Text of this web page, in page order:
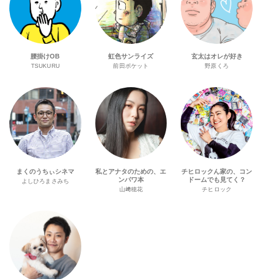
腰掛けOB
TSUKURU
虹色サンライズ
前田ポケット
玄太はオレが好き
野原くろ
まくのうちぃシネマ
よしひろまさみち
私とアナタのための、エ
ンパワ本
山﨑穂花
チヒロックん家の、コン
ドームでも見てく？
チヒロック